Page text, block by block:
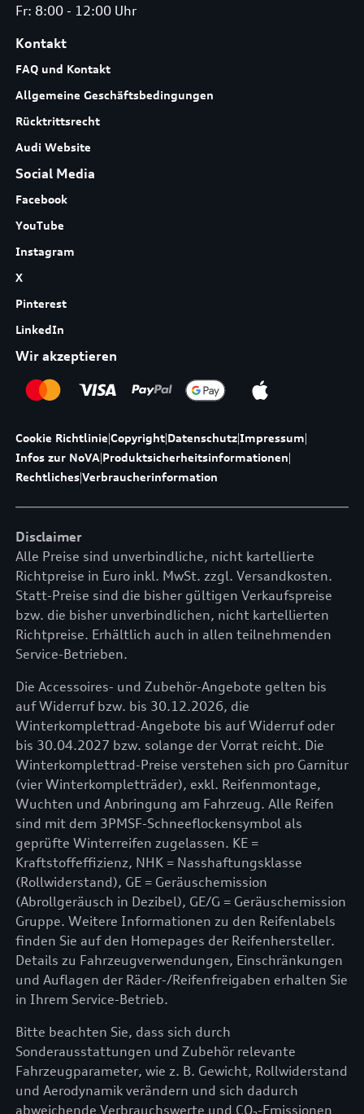
Fr: 8:00 - 12:00 Uhr
Kontakt
FAQ und Kontakt
Allgemeine Geschäftsbedingungen
Rücktrittsrecht
Audi Website
Social Media
Facebook
YouTube
Instagram
X
Pinterest
LinkedIn
Wir akzeptieren
Cookie Richtlinie|Copyright|Datenschutz|Impressum|
Infos zur NoVA|Produktsicherheitsinformationen|
Rechtliches|Verbraucherinformation
Disclaimer
Alle Preise sind unverbindliche, nicht kartellierte
Richtpreise in Euro inkl. MwSt. zzgl. Versandkosten.
Statt-Preise sind die bisher gültigen Verkaufspreise
bzw. die bisher unverbindlichen, nicht kartellierten
Richtpreise. Erhältlich auch in allen teilnehmenden
Service-Betrieben.
Die Accessoires- und Zubehör-Angebote gelten bis
auf Widerruf bzw. bis 30.12.2026, die
Winterkomplettrad-Angebote bis auf Widerruf oder
bis 30.04.2027 bzw. solange der Vorrat reicht. Die
Winterkomplettrad-Preise verstehen sich pro Garnitur
(vier Winterkompletträder), exkl. Reifenmontage,
Wuchten und Anbringung am Fahrzeug. Alle Reifen
sind mit dem 3PMSF-Schneeflockensymbol als
geprüfte Winterreifen zugelassen. KE =
Kraftstoffeffizienz, NHK = Nasshaftungsklasse
(Rollwiderstand), GE = Geräuschemission
(Abrollgeräusch in Dezibel), GE/G = Geräuschemission
Gruppe. Weitere Informationen zu den Reifenlabels
finden Sie auf den Homepages der Reifenhersteller.
Details zu Fahrzeugverwendungen, Einschränkungen
und Auflagen der Räder-/Reifenfreigaben erhalten Sie
in Ihrem Service-Betrieb.
Bitte beachten Sie, dass sich durch
Sonderausstattungen und Zubehör relevante
Fahrzeugparameter, wie z. B. Gewicht, Rollwiderstand
und Aerodynamik verändern und sich dadurch
abweichende Verbrauchswerte und CO₂-Emissionen